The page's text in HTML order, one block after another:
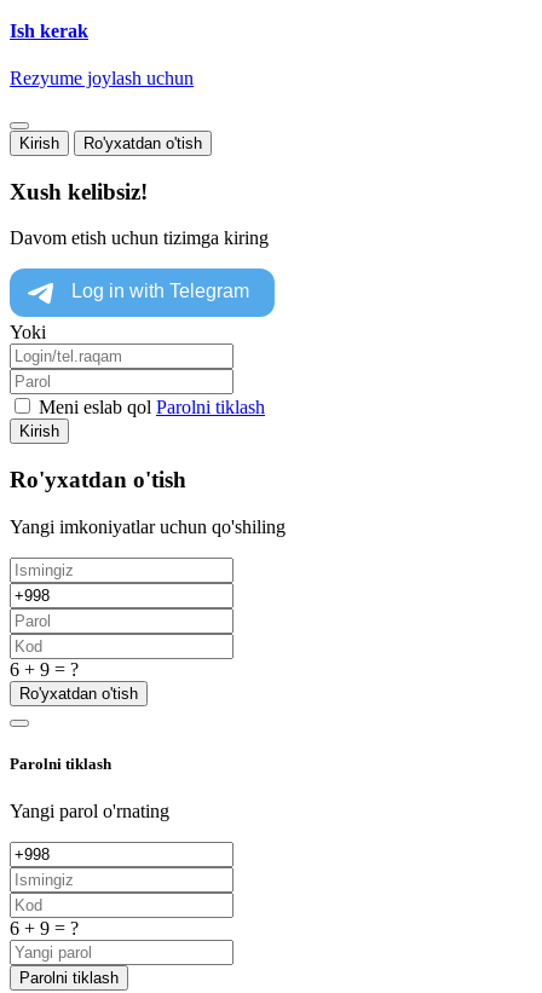
Ish kerak
Rezyume joylash uchun
Kirish Ro'yxatdan o'tish
Xush kelibsiz!
Davom etish uchun tizimga kiring
Yoki
Meni eslab qol Parolni tiklash
Kirish
Ro'yxatdan o'tish
Yangi imkoniyatlar uchun qo'shiling
6 + 9 = ?
Ro'yxatdan o'tish
Parolni tiklash
Yangi parol o'rnating
6 + 9 = ?
Parolni tiklash